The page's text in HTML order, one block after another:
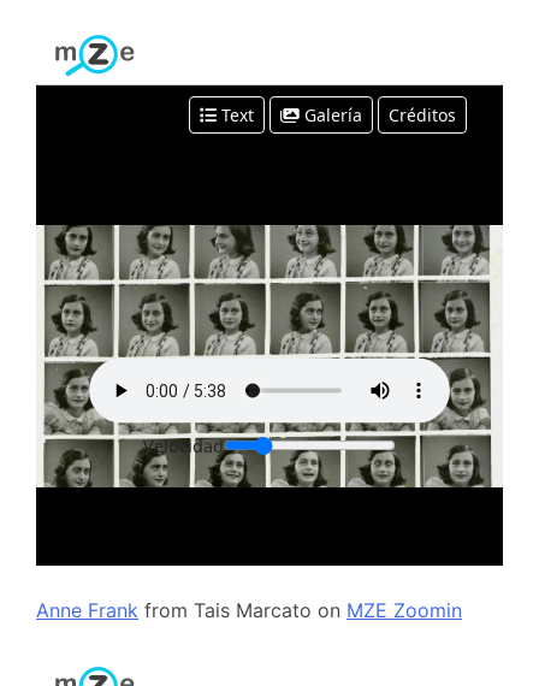
Anne Frank from Tais Marcato on MZE Zoomin